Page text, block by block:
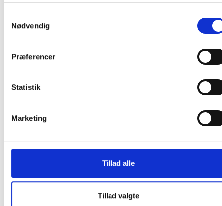
Nødvendig
Præferencer
Statistik
Marketing
Tillad alle
Tillad valgte
Andre kunder købte også